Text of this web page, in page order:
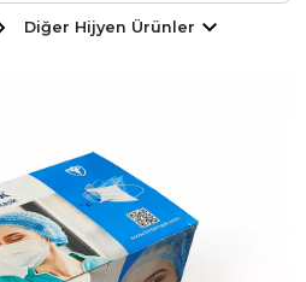
Diğer Hijyen Ürünler